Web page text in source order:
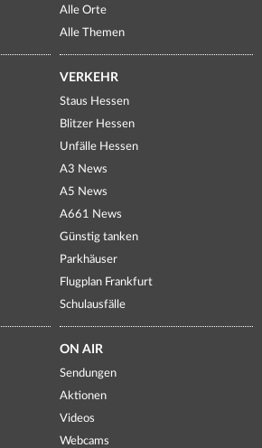
Alle Orte
Alle Themen
VERKEHR
Staus Hessen
Blitzer Hessen
Unfälle Hessen
A3 News
A5 News
A661 News
Günstig tanken
Parkhäuser
Flugplan Frankfurt
Schulausfälle
ON AIR
Sendungen
Aktionen
Videos
Webcams